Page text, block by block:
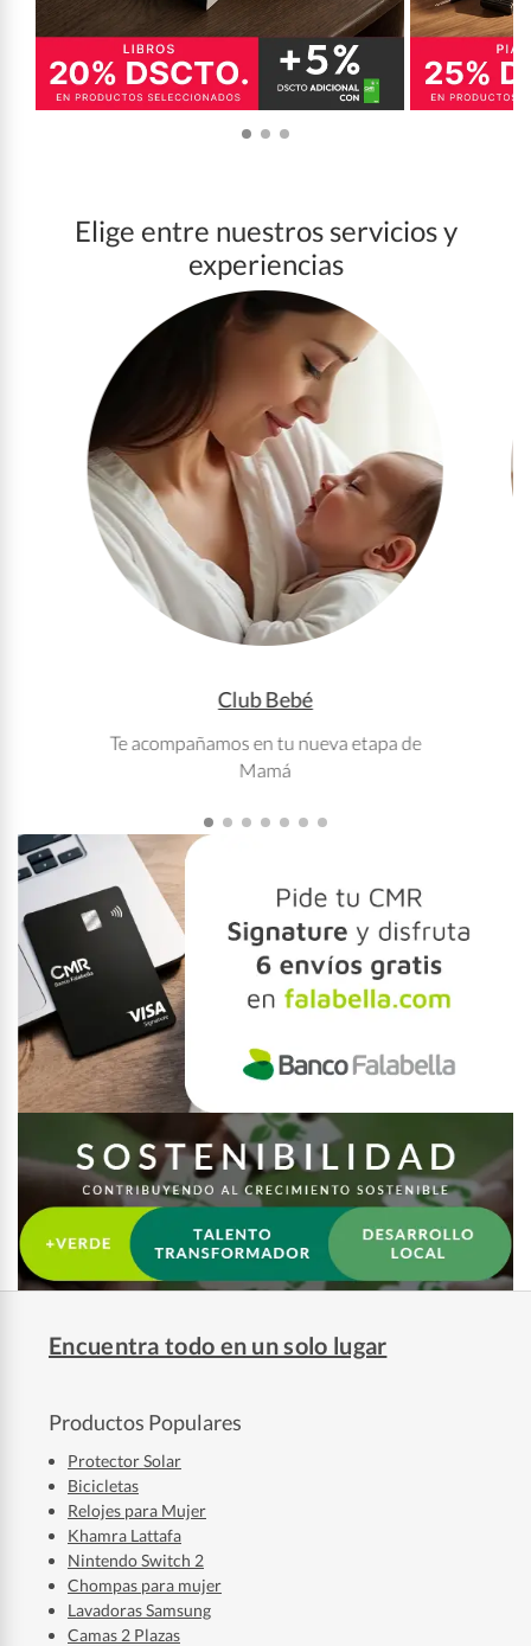
Elige entre nuestros servicios y
experiencias
Club Bebé
Te acompañamos en tu nueva etapa de
Mamá
Encuentra todo en un solo lugar
Productos Populares
Protector Solar
Bicicletas
Relojes para Mujer
Khamra Lattafa
Nintendo Switch 2
Chompas para mujer
Lavadoras Samsung
Camas 2 Plazas